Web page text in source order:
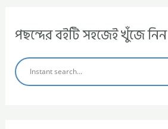
পছন্দের বইটি সহজেই খুঁজে নিন